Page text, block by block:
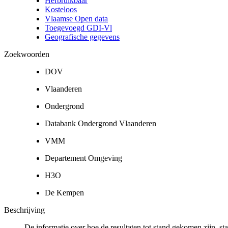
Kosteloos
Vlaamse Open data
Toegevoegd GDI-Vl
Geografische gegevens
Zoekwoorden
DOV
Vlaanderen
Ondergrond
Databank Ondergrond Vlaanderen
VMM
Departement Omgeving
H3O
De Kempen
Beschrijving